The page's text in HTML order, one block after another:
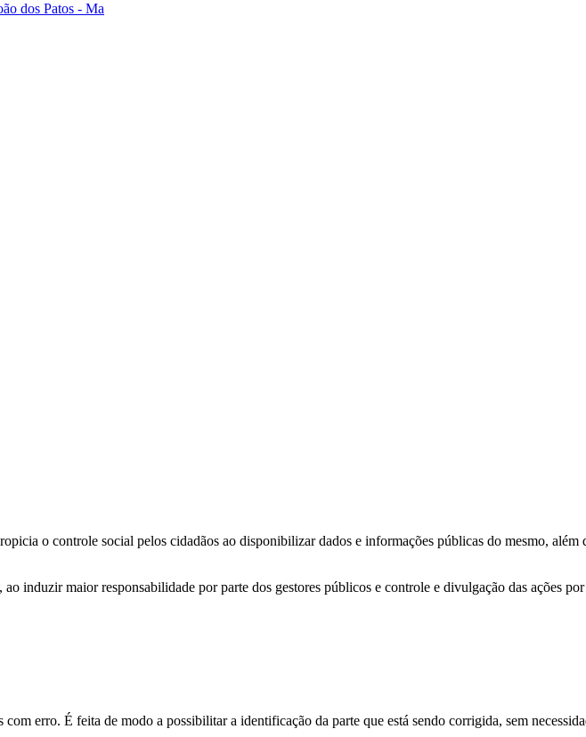
dos Patos - Ma
o controle social pelos cidadãos ao disponibilizar dados e informações públicas do mesmo, além
induzir maior responsabilidade por parte dos gestores públicos e controle e divulgação das ações
erro. É feita de modo a possibilitar a identificação da parte que está sendo corrigida, sem